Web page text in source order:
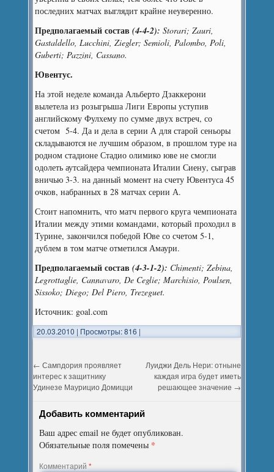
последних матчах выглядит крайне неуверенно.
Предполагаемый состав (4-4-2): Storari; Zauri,
Gastaldello, Lucchini, Ziegler; Semioli, Palombo, Poli,
Guberti; Pazzini, Cassano.
Ювентус.
На этой неделе команда Альберто Дзаккерони
вылетела из розыгрыша Лиги Европы уступив
английскому Фулхему по сумме двух встреч, со
счетом 5-4. Да и дела в серии А для старой сеньоры
складываются не лучшим образом, в прошлом туре на
родном стадионе Стадио олимико юве не смогли
одолеть аутсайдера чемпионата Италии Сиену, сыграв
вничью 3-3. на данный момент на счету Ювентуса 45
очков, набранных в 28 матчах серии А.
Стоит напомнить, что матч первого круга чемпионата
Италии между этими командами, который проходил в
Турине, закончился победой Юве со счетом 5-1,
дублем в том матче отметился Амаури.
Предполагаемыйсостав (4-3-1-2): Chimenti; Zebina,
Legrottaglie, Cannavaro, De Ceglie; Marchisio, Poulsen,
Sissoko; Diego; Del Piero, Trezeguet.
Источник: goal.com
20.03.2010 | Просмотры: 816 |
← Сампдория проявляет
интерес к защитнику
Удинезе Маурицио Домицци
Луиджи Дель Нери: отныне
каждая игра будет иметь
решающее значение →
Добавить комментарий
Ваш адрес email не будет опубликован.
Обязательные поля помечены *
Комментарий*